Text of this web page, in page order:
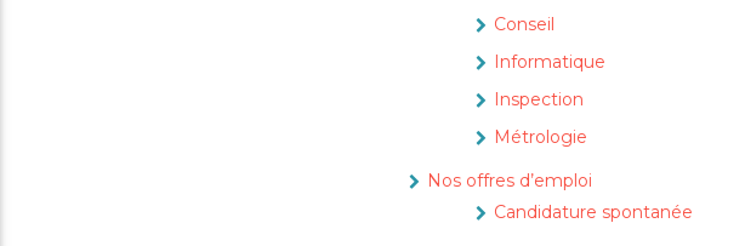
Conseil
Informatique
Inspection
Métrologie
Nos offres d’emploi
Candidature spontanée